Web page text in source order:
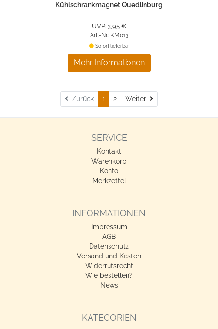
Kühlschrankmagnet Quedlinburg
UVP: 3,95 €
Art.-Nr.: KM013
Mehr Informationen
Sofort lieferbar
Zurück 1 2 Weiter Weiter
SERVICE
Kontakt
Warenkorb
Konto
Merkzettel
INFORMATIONEN
Impressum
AGB
Datenschutz
Versand und Kosten
Widerrufsrecht
Wie bestellen?
News
KATEGORIEN